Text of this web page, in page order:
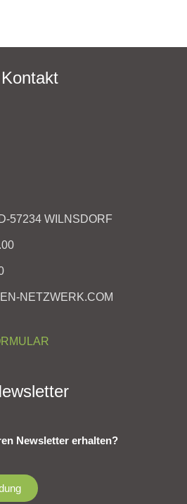
Kontakt
57234 WILNSDORF
NETZWERK.COM
Newsletter erhalten?